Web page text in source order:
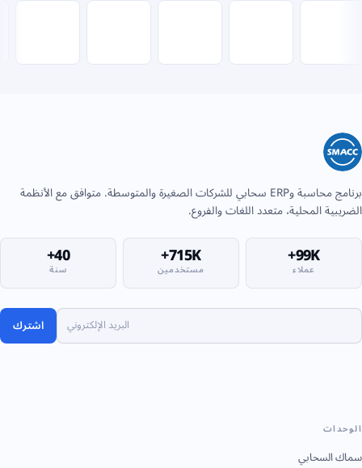
برنامج محاسبة وERP سحابي للشركات الصغيرة والمتوسطة. متوافق مع الأنظمة
المحلية، متعدد اللغات والفروع.
99K+
عملاء 715K+
مستخدمين 40+
سنة
اشترك
السحابي